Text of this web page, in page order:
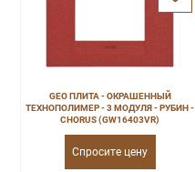
GEO ПЛИТА - ОКРАШЕННЫЙ
ТЕХНОПОЛИМЕР - 3 МОДУЛЯ - РУБИН -
CHORUS (GW16403VR)
Спросите цену